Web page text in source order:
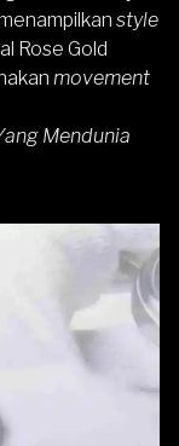
style
Rose Gold
movement
Mendunia